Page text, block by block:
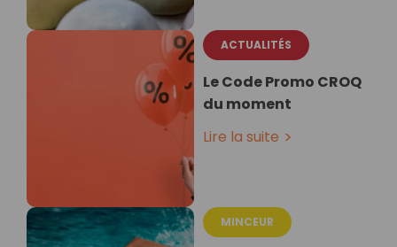
ACTUALITÉS
Le Code Promo CROQ
du moment
Lire la suite
MINCEUR